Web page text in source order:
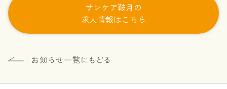
サンケア鞍月の
求人情報はこちら